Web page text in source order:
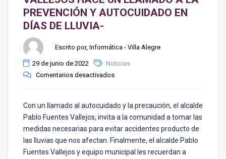
PREVENCIÓN Y AUTOCUIDADO EN
DÍAS DE LLUVIA-
Escrito por, Informática - Villa Alegre
29 de junio de 2022
Noticias
Comentarios desactivados
Con un llamado al autocuidado y la precaución, el alcalde
Pablo Fuentes Vallejos, invita a la comunidad a tomar las
medidas necesarias para evitar accidentes producto de
las lluvias que nos afectan. Finalmente, el alcalde Pablo
Fuentes Vallejos y equipo municipal les recuerdan a